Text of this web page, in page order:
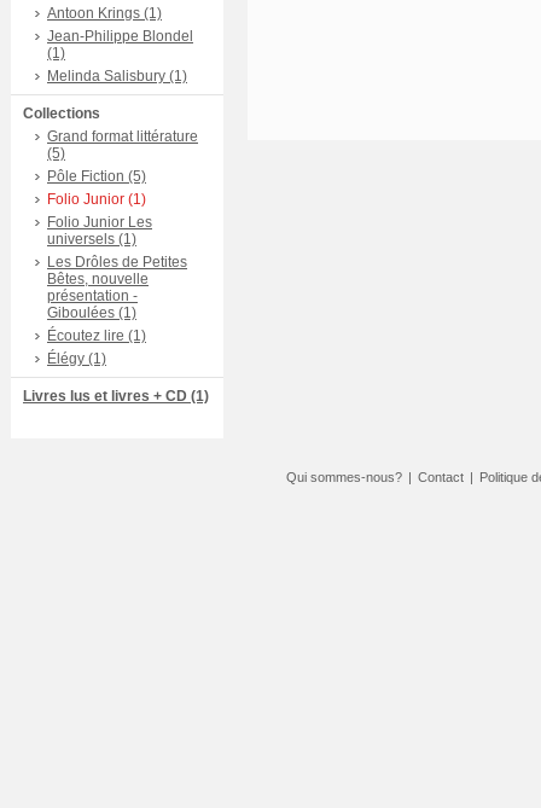
Antoon Krings (1)
Jean-Philippe Blondel
(1)
Melinda Salisbury (1)
Collections
Grand format littérature
(5)
Pôle Fiction (5)
Folio Junior (1)
Folio Junior Les
universels (1)
Les Drôles de Petites
Bêtes, nouvelle
présentation -
Giboulées (1)
Écoutez lire (1)
Élégy (1)
Livres lus et livres + CD (1)
Qui sommes-nous? | Contact | Politique